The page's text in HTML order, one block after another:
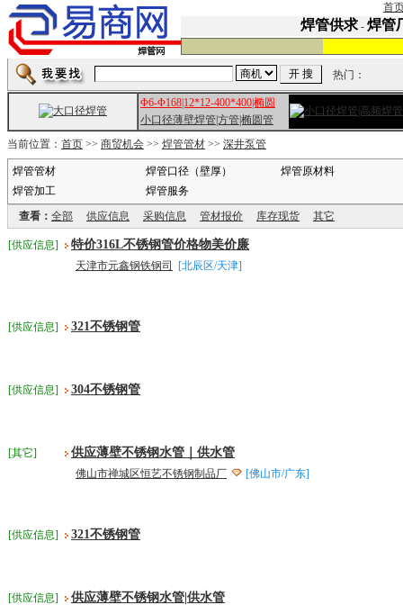
首
焊管供求- 焊管
热门：
Φ6-Φ168|12*12-400*400|椭圆
小口径薄壁焊管|方管|椭圆管
当前位置： 首页 >> 商贸机会 >> 焊管管材 >> 深井泵管
焊管管材 焊管口径（壁厚）
焊管原材料
焊管加工
焊管服务
查看： 全部 供应信息 采购信息 管材报价 库存现货 其它
[供应信息] 特价316L不锈钢管价格物美价廉
天津市元鑫钢铁钢司 [北辰区/天津]
[供应信息] 321不锈钢管
[供应信息] 304不锈钢管
[其它] 供应薄壁不锈钢水管｜供水管
佛山市禅城区恒艺不锈钢制品厂 [佛山市/广东]
[供应信息] 321不锈钢管
[供应信息] 供应薄壁不锈钢水管|供水管